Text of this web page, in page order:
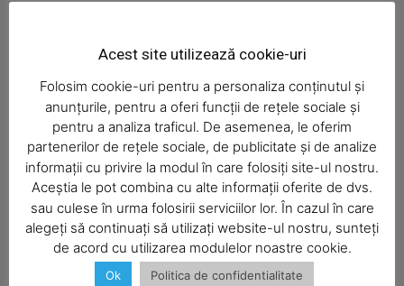
Economic
Acasă
Economic
Politica
Sport
Acest site utilizează cookie-uri
Folosim cookie-uri pentru a personaliza conținutul și
anunțurile, pentru a oferi funcții de rețele sociale și
pentru a analiza traficul. De asemenea, le oferim
partenerilor de rețele sociale, de publicitate și de analize
informații cu privire la modul în care folosiți site-ul nostru.
Aceștia le pot combina cu alte informații oferite de dvs.
sau culese în urma folosirii serviciilor lor. În cazul în care
alegeți să continuați să utilizați website-ul nostru, sunteți
de acord cu utilizarea modulelor noastre cookie.
Ok Politica de confidentialitate